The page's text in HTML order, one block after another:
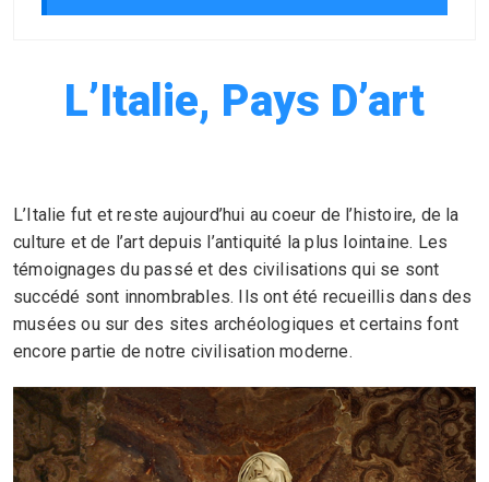
L’Italie, Pays D’art
L’Italie fut et reste aujourd’hui au coeur de l’histoire, de la
culture et de l’art depuis l’antiquité la plus lointaine. Les
témoignages du passé et des civilisations qui se sont
succédé sont innombrables. Ils ont été recueillis dans des
musées ou sur des sites archéologiques et certains font
encore partie de notre civilisation moderne.